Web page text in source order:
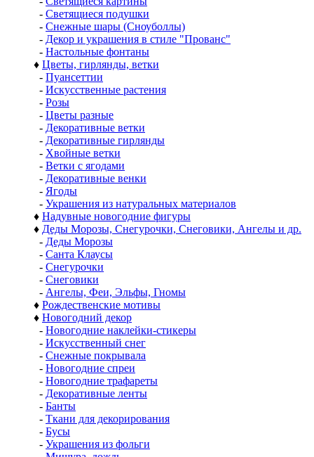
- Светящиеся подушки
- Снежные шары (Сноуболлы)
- Декор и украшения в стиле "Прованс"
- Настольные фонтаны
♦ Цветы, гирлянды, ветки
- Пуансеттии
- Искусственные растения
- Розы
- Цветы разные
- Декоративные ветки
- Декоративные гирлянды
- Хвойные ветки
- Ветки с ягодами
- Декоративные венки
- Ягоды
- Украшения из натуральных материалов
♦ Надувные новогодние фигуры
♦ Деды Морозы, Снегурочки, Снеговики, Ангелы и др.
- Деды Морозы
- Санта Клаусы
- Снегурочки
- Снеговики
- Ангелы, Феи, Эльфы, Гномы
♦ Рождественские мотивы
♦ Новогодний декор
- Новогодние наклейки-стикеры
- Искусственный снег
- Снежные покрывала
- Новогодние спреи
- Новогодние трафареты
- Декоративные ленты
- Банты
- Ткани для декорирования
- Бусы
- Украшения из фольги